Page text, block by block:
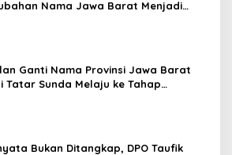
Nama Jawa Barat Menjadi
Ganti Nama Provinsi Jawa Barat
Tatar Sunda Melaju ke Tahap
Bukan Ditangkap, DPO Taufik